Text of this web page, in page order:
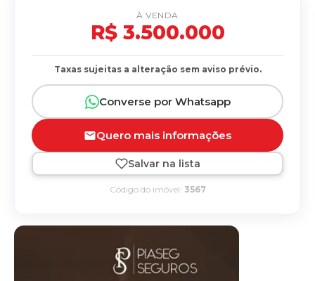
À VENDA
R$ 3.500.000
Taxas sujeitas a alteração sem aviso prévio.
Converse por Whatsapp
Quero mais informações
Salvar na lista
Código do imóvel: 3567